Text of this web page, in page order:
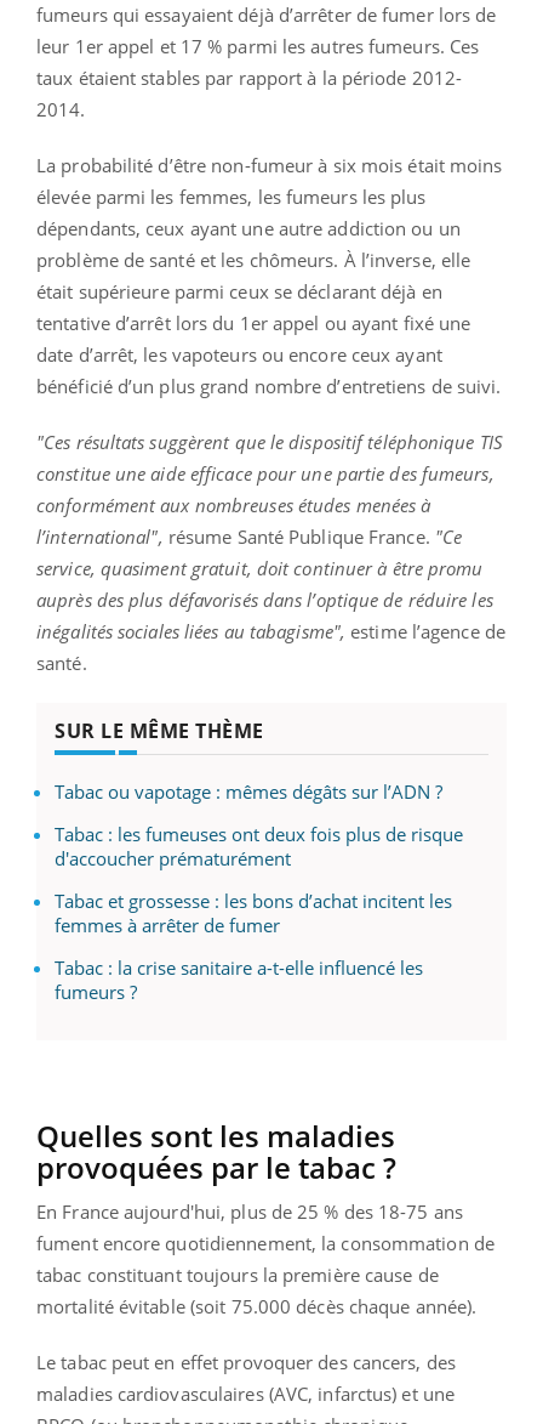
fumeurs qui essayaient déjà d’arrêter de fumer lors de
leur 1er appel et 17 % parmi les autres fumeurs. Ces
taux étaient stables par rapport à la période 2012-
2014.
La probabilité d’être non-fumeur à six mois était moins
élevée parmi les femmes, les fumeurs les plus
dépendants, ceux ayant une autre addiction ou un
problème de santé et les chômeurs. À l’inverse, elle
était supérieure parmi ceux se déclarant déjà en
tentative d’arrêt lors du 1er appel ou ayant fixé une
date d’arrêt, les vapoteurs ou encore ceux ayant
bénéficié d’un plus grand nombre d’entretiens de suivi.
"Ces résultats suggèrent que le dispositif téléphonique TIS
constitue une aide efficace pour une partie des fumeurs,
conformément aux nombreuses études menées à
l’international", résume Santé Publique France. "Ce
service, quasiment gratuit, doit continuer à être promu
auprès des plus défavorisés dans l’optique de réduire les
inégalités sociales liées au tabagisme", estime l’agence de
santé.
SUR LE MÊME THÈME
Tabac ou vapotage : mêmes dégâts sur l’ADN ?
Tabac : les fumeuses ont deux fois plus de risque
d'accoucher prématurément
Tabac et grossesse : les bons d’achat incitent les
femmes à arrêter de fumer
Tabac : la crise sanitaire a-t-elle influencé les
fumeurs ?
Quelles sont les maladies
provoquées par le tabac ?
En France aujourd'hui, plus de 25 % des 18-75 ans
fument encore quotidiennement, la consommation de
tabac constituant toujours la première cause de
mortalité évitable (soit 75.000 décès chaque année).
Le tabac peut en effet provoquer des cancers, des
maladies cardiovasculaires (AVC, infarctus) et une